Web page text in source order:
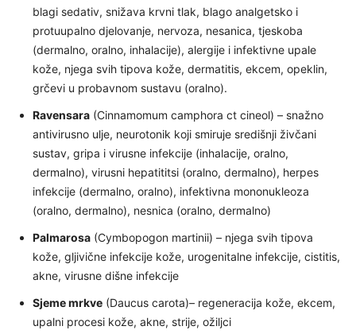
blagi sedativ, snižava krvni tlak, blago analgetsko i
protuupalno djelovanje, nervoza, nesanica, tjeskoba
(dermalno, oralno, inhalacije), alergije i infektivne upale
kože, njega svih tipova kože, dermatitis, ekcem, opeklin,
grčevi u probavnom sustavu (oralno).
Ravensara (Cinnamomum camphora ct cineol) – snažno
antivirusno ulje, neurotonik koji smiruje središnji živčani
sustav, gripa i virusne infekcije (inhalacije, oralno,
dermalno), virusni hepatititsi (oralno, dermalno), herpes
infekcije (dermalno, oralno), infektivna mononukleoza
(oralno, dermalno), nesnica (oralno, dermalno)
Palmarosa (Cymbopogon martinii) – njega svih tipova
kože, gljivične infekcije kože, urogenitalne infekcije, cistitis,
akne, virusne dišne infekcije
Sjeme mrkve (Daucus carota)– regeneracija kože, ekcem,
upalni procesi kože, akne, strije, ožiljci